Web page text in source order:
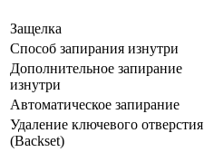
Защелка
Способ запирания изнутри
Дополнительное запирание
изнутри
Автоматическое запирание
Удаление ключевого отверстия
(Backset)